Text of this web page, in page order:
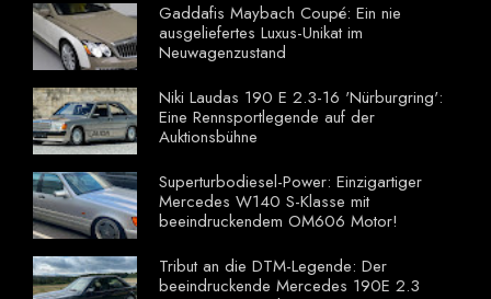
Gaddafis Maybach Coupé: Ein nie
ausgeliefertes Luxus-Unikat im
Neuwagenzustand
Niki Laudas 190 E 2.3-16 'Nürburgring':
Eine Rennsportlegende auf der
Auktionsbühne
Superturbodiesel-Power: Einzigartiger
Mercedes W140 S-Klasse mit
beeindruckendem OM606 Motor!
Tribut an die DTM-Legende: Der
beeindruckende Mercedes 190E 2.3